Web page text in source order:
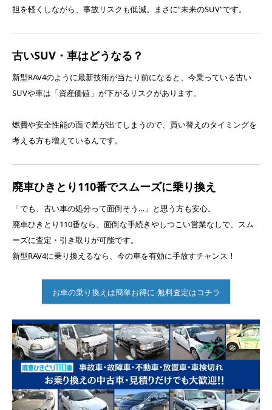
担を軽くしながら、事故リスクも低減。まさに“未来のSUV”です。
古いSUV・車はどうなる？
新型RAV4のように最新技術が当たり前になると、今乗っている古い
SUVや車は「資産価値」が下がるリスクがあります。
燃費や安全性能の面で差が出てしまうので、買い替えのタイミングを
考える方も増えているんです。
廃車ひきとり110番でスムーズに乗り換え
「でも、古い車の処分って面倒そう…」と思う方も安心。
廃車ひきとり110番なら、面倒な手続きやしつこい営業なしで、スム
ーズに査定・引き取りが可能です。
新型RAV4に乗り換えるなら、今の車を有効に手放すチャンス！
お車の乗り換えは簡単お得に-無料査定はコチラ